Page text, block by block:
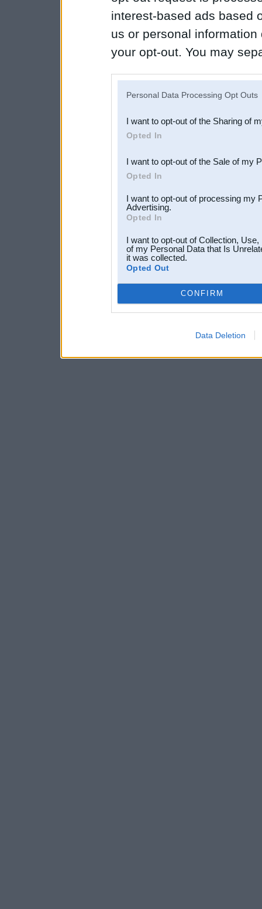
interest-based ads based
us or personal
your opt-out. You may
Downstream Participants
third parties.
Personal Data Processing Opt Outs
I want to opt-out of the Sharing of
Opted In
I want to opt-out of the Sale of my
Opted In
I want to opt-out of processing my
Advertising.
Opted In
I want to opt-out of Collection,
of my Personal Data that Is
it was collected.
Opted Out
CONFIRM
Data Deletion